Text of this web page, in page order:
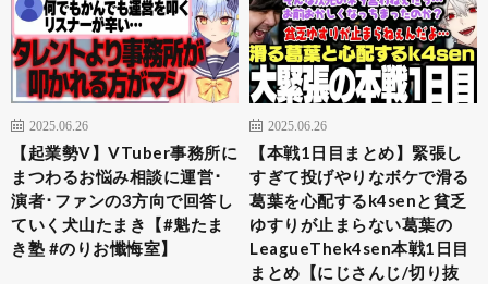
2025.06.26
【起業勢V】VTuber事務所に
まつわるお悩み相談に運営･
演者･ファンの3方向で回答し
ていく犬山たまき【#魁たま
き塾 #のりお懺悔室】
2025.06.26
【本戦1日目まとめ】緊張し
すぎて投げやりなボケで滑る
葛葉を心配するk4senと貧乏
ゆすりが止まらない葛葉の
LeagueThek4sen本戦1日目
まとめ【にじさんじ/切り抜